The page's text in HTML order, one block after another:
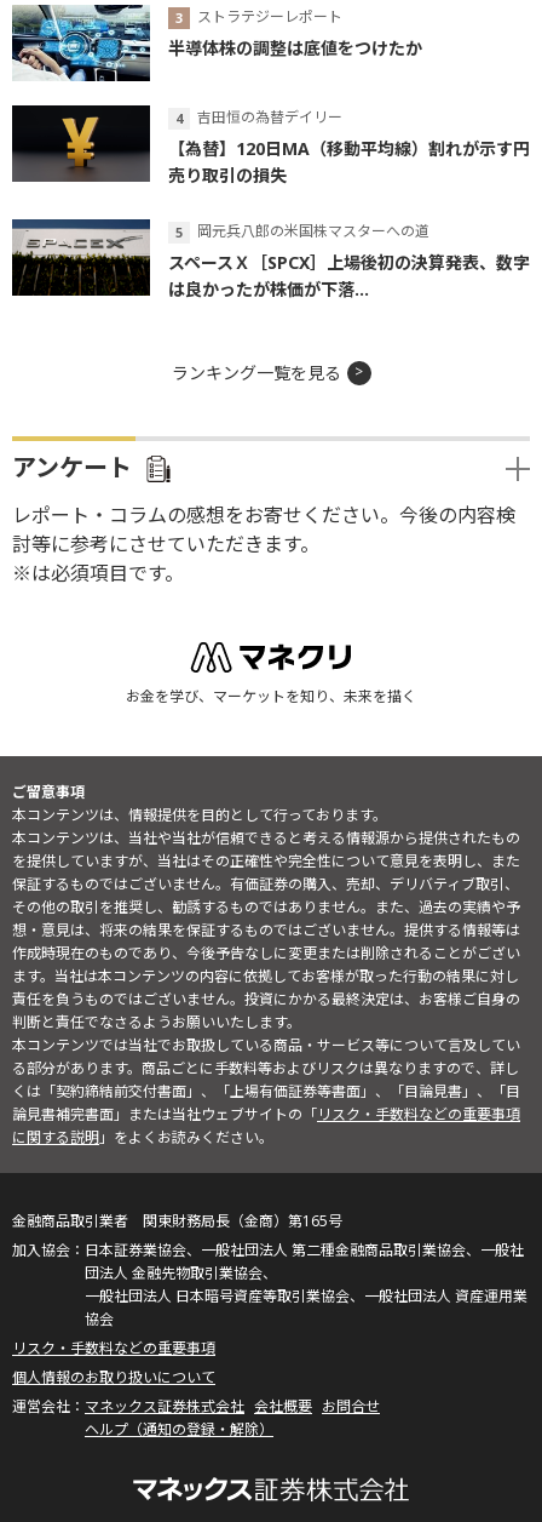
ストラテジーレポート
半導体株の調整は底値をつけたか
吉田恒の為替デイリー
【為替】120日MA（移動平均線）割れが示す円
売り取引の損失
岡元兵八郎の米国株マスターへの道
スペースＸ［SPCX］上場後初の決算発表、数字
は良かったが株価が下落...
ランキング一覧を見る
アンケート
レポート・コラムの感想をお寄せください。今後の内容検
討等に参考にさせていただきます。
※は必須項目です。
お金を学び、マーケットを知り、未来を描く
ご留意事項
本コンテンツは、情報提供を目的として行っております。
本コンテンツは、当社や当社が信頼できると考える情報源から提供されたもの
を提供していますが、当社はその正確性や完全性について意見を表明し、また
保証するものではございません。有価証券の購入、売却、デリバティブ取引、
その他の取引を推奨し、勧誘するものではありません。また、過去の実績や予
想・意見は、将来の結果を保証するものではございません。提供する情報等は
作成時現在のものであり、今後予告なしに変更または削除されることがござい
ます。当社は本コンテンツの内容に依拠してお客様が取った行動の結果に対し
責任を負うものではございません。投資にかかる最終決定は、お客様ご自身の
判断と責任でなさるようお願いいたします。
本コンテンツでは当社でお取扱している商品・サービス等について言及してい
る部分があります。商品ごとに手数料等およびリスクは異なりますので、詳し
くは「契約締結前交付書面」、「上場有価証券等書面」、「目論見書」、「目
論見書補完書面」または当社ウェブサイトの「リスク・手数料などの重要事項
に関する説明」をよくお読みください。
金融商品取引業者 関東財務局長（金商）第165号
日本証券業協会、一般社団法人 第二種金融商品取引業協会、一般社
団法人 金融先物取引業協会、
一般社団法人 日本暗号資産等取引業協会、一般社団法人 資産運用業
協会
リスク・手数料などの重要事項
個人情報のお取り扱いについて
マネックス証券株式会社 会社概要 お問合せ
ヘルプ（通知の登録・解除）